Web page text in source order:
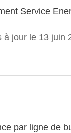
Service
à jour le 13 juin
par ligne de